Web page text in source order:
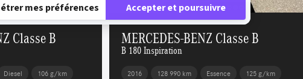
mes préférences Accepter et poursuivre
Classe B
Diesel 106 g/km
MERCEDES-BENZ Classe B
B 180 Inspiration
2016 128 990 km Essence 125 g/km